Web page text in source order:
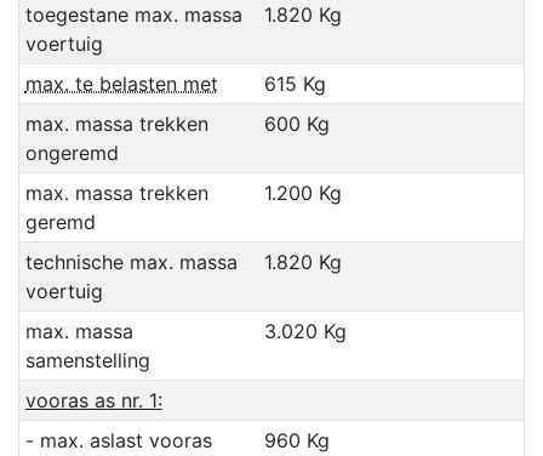
toegestane max. massa
voertuig
1.820 Kg
max. te belasten met
615 Kg
max. massa trekken
ongeremd
600 Kg
max. massa trekken
geremd
1.200 Kg
technische max. massa
voertuig
1.820 Kg
max. massa
samenstelling
3.020 Kg
vooras as nr. 1:
- max. aslast vooras
960 Kg